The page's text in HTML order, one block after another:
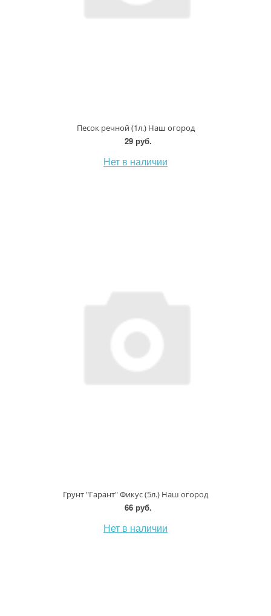
Песок речной (1л.) Наш огород
29 руб.
Нет в наличии
Грунт "Гарант" Фикус (5л.) Наш огород
66 руб.
Нет в наличии